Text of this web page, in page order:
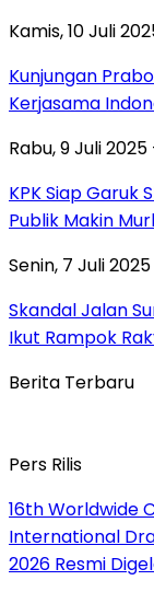
Kamis, 10 Juli
Kunjungan
Kerjasama
Rabu, 9 Juli 2025
KPK Siap Garuk
Publik Makin
Senin, 7 Juli
Skandal Jalan
Ikut Rampok
Berita Terbaru
Pers Rilis
16th Worldwide
International
2026 Resmi